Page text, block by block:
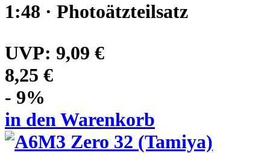
1:48 · Photoätzteilsatz
UVP: 9,09 €
8,25 €
- 9%
in den Warenkorb